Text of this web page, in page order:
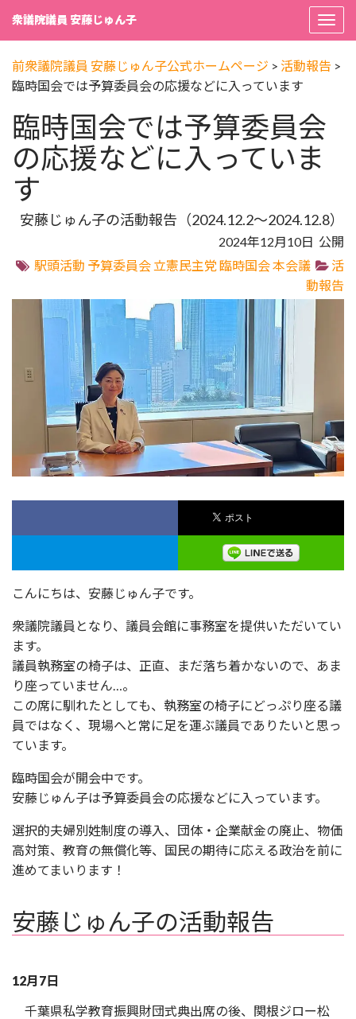
衆議院議員 安藤じゅん子
前衆議院議員 安藤じゅん子公式ホームページ > 活動報告 >
臨時国会では予算委員会の応援などに入っています
臨時国会では予算委員会
の応援などに入っていま
す
安藤じゅん子の活動報告（2024.12.2～2024.12.8）
2024年12月10日 公開
駅頭活動 予算委員会 立憲民主党臨時国会本会議
活
動報告
こんにちは、安藤じゅん子です。
衆議院議員となり、議員会館に事務室を提供いただいてい
ます。
議員執務室の椅子は、正直、まだ落ち着かないので、あま
り座っていません…。
この席に馴れたとしても、執務室の椅子にどっぷり座る議
員ではなく、現場へと常に足を運ぶ議員でありたいと思っ
ています。
臨時国会が開会中です。
安藤じゅん子は予算委員会の応援などに入っています。
選択的夫婦別姓制度の導入、団体・企業献金の廃止、物価
高対策、教育の無償化等、国民の期待に応える政治を前に
進めてまいります！
安藤じゅん子の活動報告
12月7日
千葉県私学教育振興財団式典出席の後、関根ジロー松